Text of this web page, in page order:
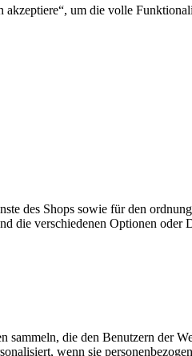
um die volle
des Shops sowie für den
die verschiedenen Optionen oder
die den Benutzern der
wenn sie